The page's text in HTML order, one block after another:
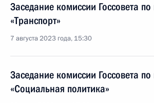
Заседание комиссии Госсовета
«Транспорт»
7 августа 2023 года, 15:30
Заседание комиссии Госсовета
«Социальная политика»